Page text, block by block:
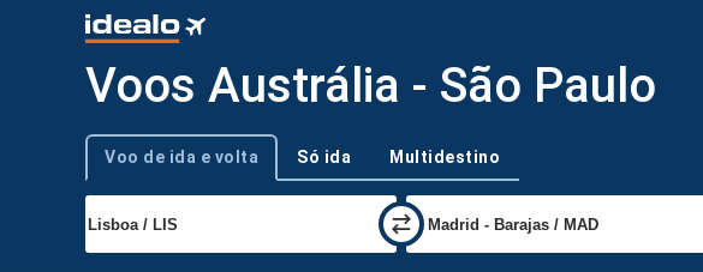
Voos Austrália - São Paulo
Tipo de viagem
Voo de ida e volta Só ida Multidestino